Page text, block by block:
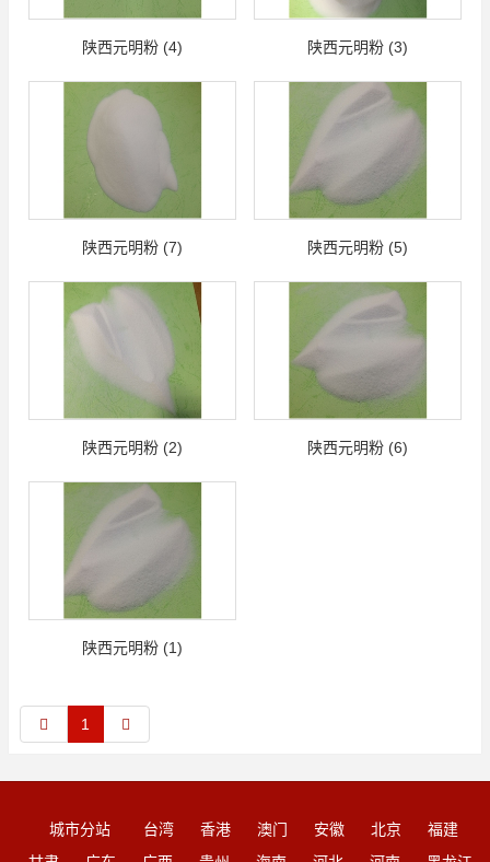
陕西元明粉 (4) 陕西元明粉 (3)
陕西元明粉 (7) 陕西元明粉 (5)
陕西元明粉 (2) 陕西元明粉 (6)
陕西元明粉 (1)
1
城市分站 台湾 香港 澳门 安徽 北京
福建